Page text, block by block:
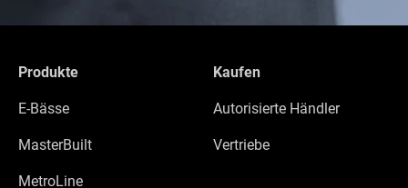
Produkte
E-Bässe
MasterBuilt
MetroLine
Kaufen
Autorisierte Händler
Vertriebe